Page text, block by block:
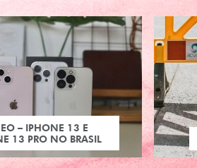
– IPHONE 13 E
13 PRO NO BRASIL